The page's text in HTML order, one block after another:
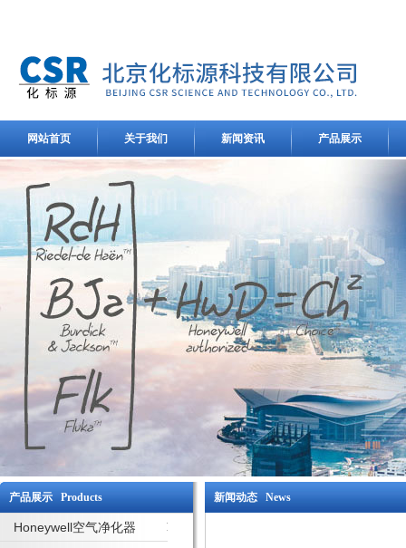
网站首页 关于我们 新闻资讯 产品展示
产品展示 Products
Honeywell空气净化器
新闻动态 News